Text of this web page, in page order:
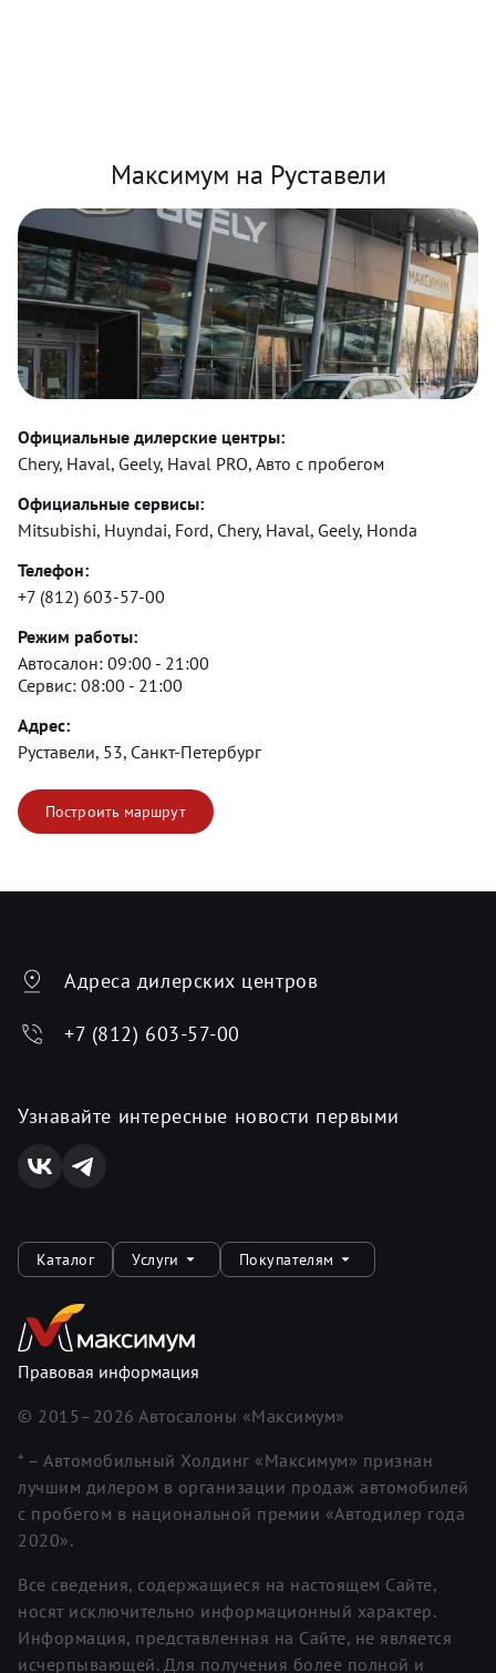
Максимум на Руставели
Официальные дилерские центры:
Chery, Haval, Geely, Haval PRO, Авто с пробегом
Официальные сервисы:
Mitsubishi, Huyndai, Ford, Chery, Haval, Geely, Honda
Телефон:
+7 (812) 603-57-00
Режим работы:
Автосалон: 09:00 - 21:00
Сервис: 08:00 - 21:00
Адрес:
Руставели, 53, Санкт-Петербург
Построить маршрут
Адреса дилерских центров
+7 (812) 603-57-00
Узнавайте интересные новости первыми
Каталог Услуги Покупателям
Правовая информация
© 2015– 2026 Автосалоны «Максимум»
* – Автомобильный Холдинг «Максимум» признан
лучшим дилером в организации продаж автомобилей
с пробегом в национальной премии «Автодилер года
2020».
Все сведения, содержащиеся на настоящем Сайте,
носят исключительно информационный характер.
Информация, представленная на Сайте, не является
исчерпывающей. Для получения более полной и